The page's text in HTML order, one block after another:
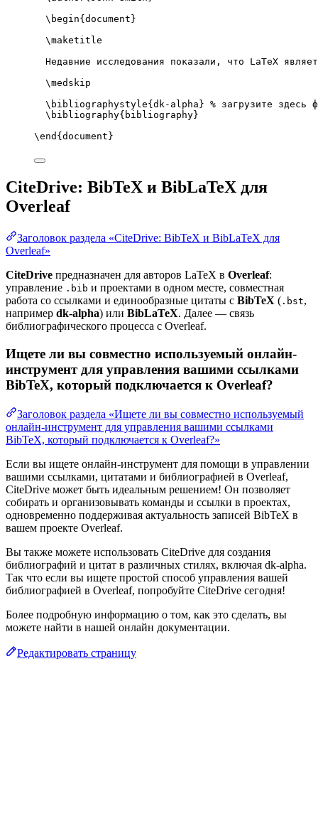
\begin{ document }
\maketitle
Недавние исследования показали, что LaTeX
\medskip
\bibliographystyle{dk-alpha} % загрузите
\bibliography{bibliography}
\end { document }
CiteDrive: BibTeX и BibLaTeX для
Overleaf
Заголовок раздела «CiteDrive: BibTeX и BibLaTeX для
Overleaf»
CiteDrive предназначен для авторов LaTeX в Overleaf:
управление .bib и проектами в одном месте, совместная
работа со ссылками и единообразные цитаты с BibTeX ( .bst,
например dk-alpha) или BibLaTeX. Далее — связь
библиографического процесса с Overleaf.
Ищете ли вы совместно используемый онлайн-
инструмент для управления вашими ссылками
BibTeX, который подключается к Overleaf?
Заголовок раздела «Ищете ли вы совместно используемый
онлайн-инструмент для управления вашими ссылками
BibTeX, который подключается к Overleaf?»
Если вы ищете онлайн-инструмент для помощи в управлении
вашими ссылками, цитатами и библиографией в Overleaf,
CiteDrive может быть идеальным решением! Он позволяет
собирать и организовывать команды и ссылки в проектах,
одновременно поддерживая актуальность записей BibTeX в
вашем проекте Overleaf.
Вы также можете использовать CiteDrive для создания
библиографий и цитат в различных стилях, включая dk-alpha.
Так что если вы ищете простой способ управления вашей
библиографией в Overleaf, попробуйте CiteDrive сегодня!
Более подробную информацию о том, как это сделать, вы
можете найти в нашей онлайн документации.
Редактировать страницу